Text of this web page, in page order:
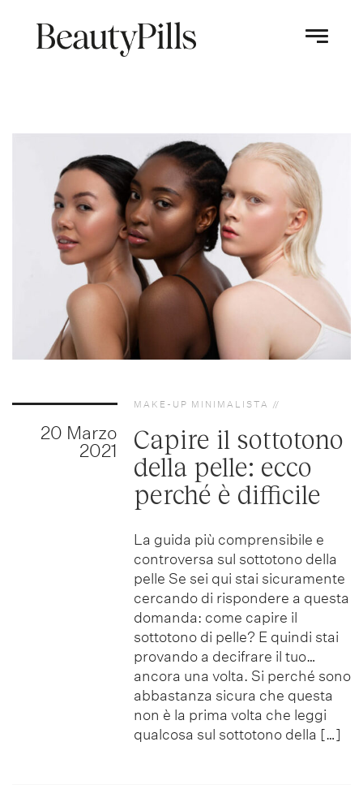
20 Marzo
2021
MAKE-UP MINIMALISTA
Capire il sottotono
della pelle: ecco
perché è difficile
La guida più comprensibile e
controversa sul sottotono della
pelle Se sei qui stai sicuramente
cercando di rispondere a questa
domanda: come capire il
sottotono di pelle? E quindi stai
provando a decifrare il tuo…
ancora una volta. Si perché sono
abbastanza sicura che questa
non è la prima volta che leggi
qualcosa sul sottotono della […]